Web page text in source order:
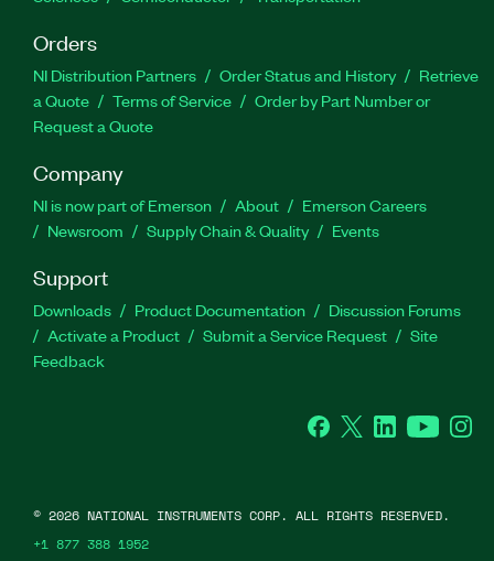
Orders
NI Distribution Partners Order Status and History
Retrieve
a Quote
Terms of Service
Order by Part Number or
Request a Quote
Company
NI is now part of Emerson About
Emerson Careers
Newsroom
Supply Chain & Quality Events
Support
Downloads Product Documentation
Discussion Forums
Activate a Product
Submit a Service Request
Site
Feedback
Facebook
Twitter LinkedInYouTube
© 2026 NATIONAL INSTRUMENTS CORP. ALL RIGHTS RESERVED.
+1 877 388 1952